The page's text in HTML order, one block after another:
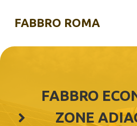
contenuto
FABBRO ROMA
FABBRO
ZONE